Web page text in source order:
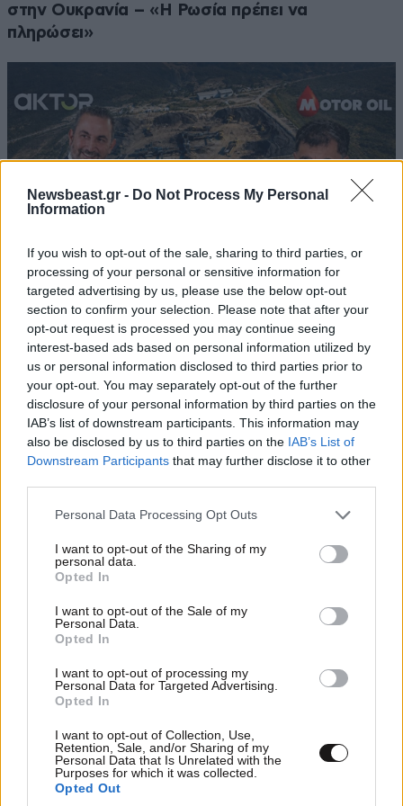
Newsbeast.gr - Do Not Process My Personal
Information
If you wish to opt-out of the sale, sharing to third parties, or
processing of your personal or sensitive information for
targeted advertising by us, please use the below opt-out
section to confirm your selection. Please note that after your
opt-out request is processed you may continue seeing
interest-based ads based on personal information utilized by
us or personal information disclosed to third parties prior to
your opt-out. You may separately opt-out of the further
disclosure of your personal information by third parties on the
IAB’s list of downstream participants. This information may
also be disclosed by us to third parties on the IAB’s List of
Downstream Participants that may further disclose it to other
Please note that this website/app uses one or more Google
not limited to your visit or usage behaviour. You may click to
grant or deny consent to Google and its third-party tags to
use your data for below specified purposes in below Google
consent section.
Personal Data Processing Opt Outs
I want to opt-out of the Sharing of my
personal data.
Opted In
I want to opt-out of the Sale of my
Personal Data.
Opted In
I want to opt-out of processing my
Personal Data for Targeted Advertising.
Opted In
I want to opt-out of Collection, Use,
Retention, Sale, and/or Sharing of my
Personal Data that Is Unrelated with the
Purposes for which it was collected.
Opted Out
στην Ουκρανία – «Η Ρωσία πρέπει να
πληρώσει»
Ο Όμιλος AKTOR εξαγοράζει το 75% των
εταιρειών ΗΛΕΚΤΩΡ και THALIS στο πλαίσιο
στρατηγικής συνεργασίας με τον Όμιλο
ΜΟΤΟΡ ΟΪΛ